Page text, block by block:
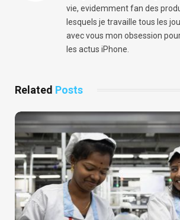
vie, evidemment fan des
lesquels je travaille tous les
avec vous mon obsession
les actus iPhone.
Related Posts